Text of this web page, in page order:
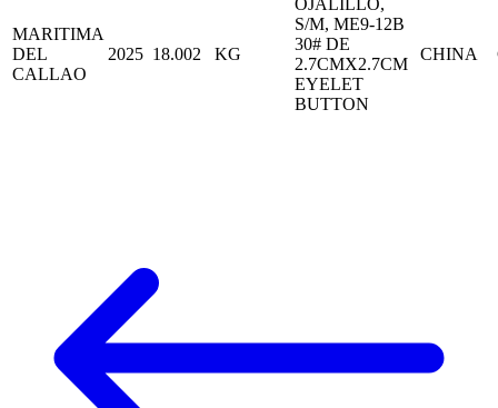
MARITIMA
DEL
CALLAO
2025 18.002 KG
S/M, ME9-12B
30# DE
2.7CMX2.7CM
EYELET
BUTTON
CHINA